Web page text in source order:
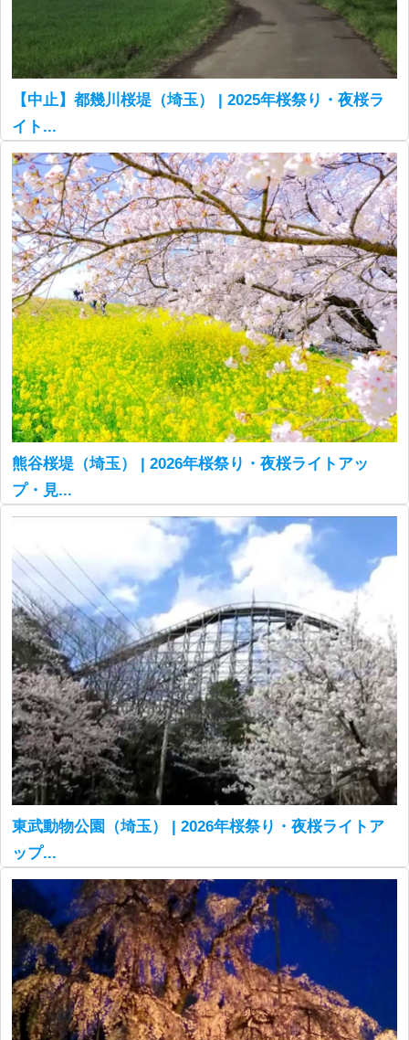
【中止】都幾川桜堤（埼玉） | 2025年桜祭り・夜桜ラ
イト...
熊谷桜堤（埼玉） | 2026年桜祭り・夜桜ライトアッ
プ・見...
東武動物公園（埼玉） | 2026年桜祭り・夜桜ライトア
ップ...